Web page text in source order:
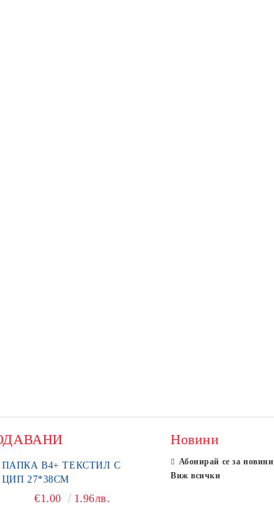
ПАПКА В4+ ТЕКСТИЛ С
ЦИП 27*38СМ
€1.00 1.96лв.
Новини
Абонирай се за новини
Виж всички